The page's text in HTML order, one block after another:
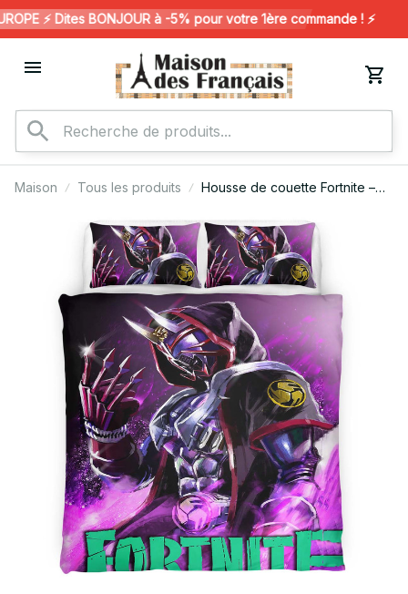
⚡️ Dites BONJOUR à -5% pour votre 1ère commande ! ⚡️
Maison Tous les produits
Housse de couette Fortnite –